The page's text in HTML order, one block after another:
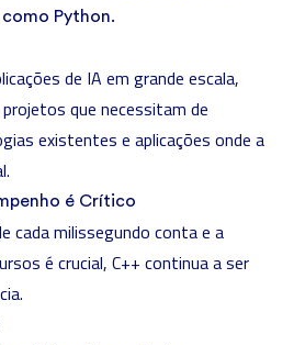
Python.
de IA em grande escala,
que necessitam de
existentes e aplicações onde a
é Crítico
cada milissegundo conta e a
é crucial, C++ continua a ser